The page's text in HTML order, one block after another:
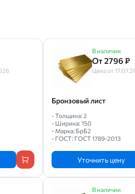
В наличии
От 2796 ₽
Цена от
Бронзовый лист
- Толщина: 2
- Ширина: 150
- Марка: БрБ2
- ГОСТ: ГОСТ 1789-2013
Уточнить цену
В наличии